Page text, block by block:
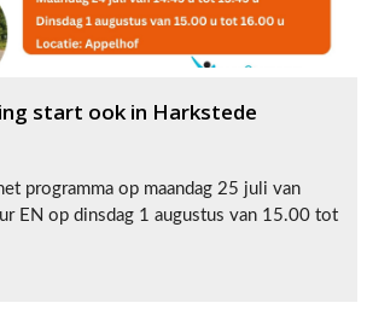
start ook in Harkstede
programma op maandag 25 juli van
EN op dinsdag 1 augustus van 15.00 tot